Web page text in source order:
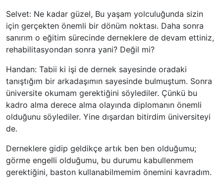
Selvet: Ne kadar güzel, Bu yaşam yolculuğunda sizin
için gerçekten önemli bir dönüm noktası. Daha sonra
sanırım o eğitim sürecinde derneklere de devam ettiniz,
rehabilitasyondan sonra yani? Değil mi?
Handan: Tabii ki işi de dernek sayesinde oradaki
tanıştığım bir arkadaşımın sayesinde bulmuştum. Sonra
üniversite okumam gerektiğini söylediler. Çünkü bu
kadro alma derece alma olayında diplomanın önemli
olduğunu söylediler. Yine dışardan bitirdim üniversiteyi
de.
Derneklere gidip geldikçe artık ben ben olduğumu;
görme engelli olduğumu, bu durumu kabullenmem
gerektiğini, baston kullanabilmemim önemini kavradım.